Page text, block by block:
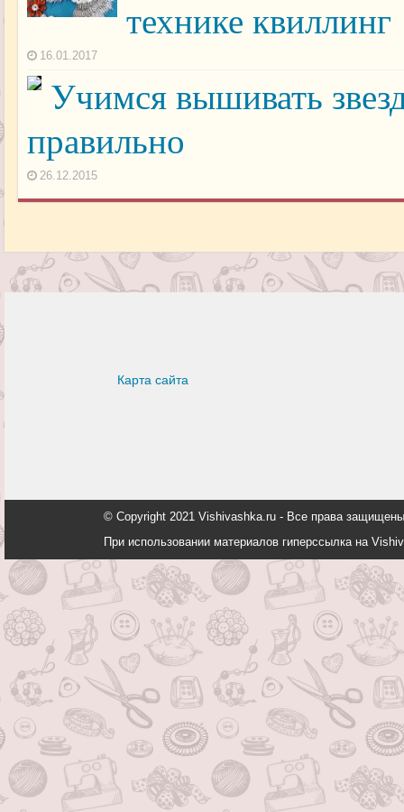
технике квиллинг
16.01.2017
Учимся вышивать
правильно
26.12.2015
Карта сайта
© Copyright 2021 Vishivashka.ru - Все права
При использовании материалов гиперссылка на